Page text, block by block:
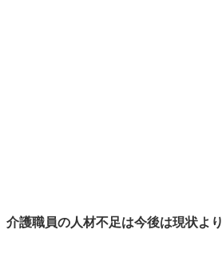
介護職員の人材不足は今後は現状よ